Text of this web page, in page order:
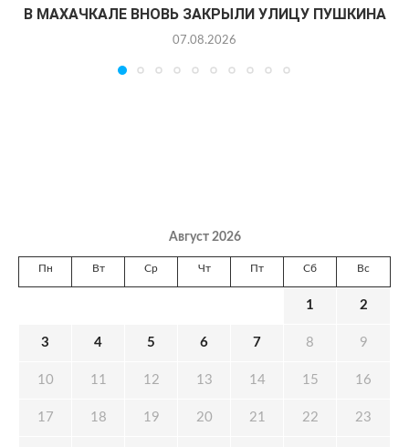
В МАХАЧКАЛЕ ВНОВЬ ЗАКРЫЛИ УЛИЦУ ПУШКИНА
07.08.2026
Август 2026
Пн Вт Ср Чт Пт Сб Вс
1 2
3 4 5 6 7 8 9
10 11 12 13 14 15 16
17 18 19 20 21 22 23